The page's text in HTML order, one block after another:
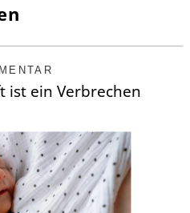
ist ein Verbrechen